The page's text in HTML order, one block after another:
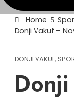
Home
Donji Vakuf –
DONJI VAKUF,